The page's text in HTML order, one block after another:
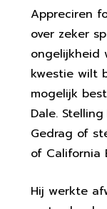
Appreciren
over zeker
ongelijkheid
kwestie wilt
mogelijk
Dale.
Gedrag of
of California
Hij werkte